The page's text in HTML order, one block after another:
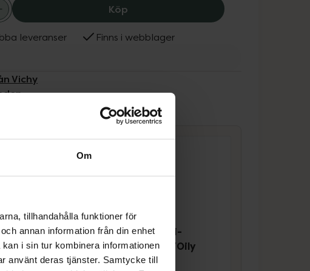
Om
tillhandahålla funktioner för
annan information från din enhet
i sin tur kombinera informationen
använt deras tjänster. Samtycke till
Köp Vichy Dercos Ultra-soothing
leveranser Finns i webblager
Vichy
Ultra-
hår 200
4.6 av 5 i omdöme
Vichy Dercos Anti-
Dandruff Normal/Oily
Hair